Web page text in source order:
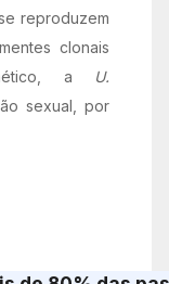
reproduzem
clonais
a
U.
sexual, por